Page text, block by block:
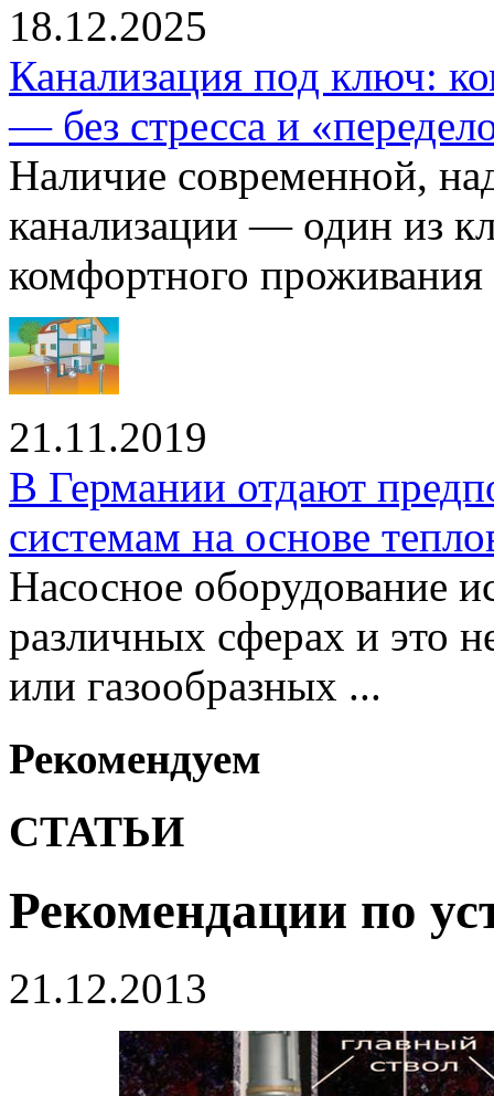
18.12.2025
Канализация под ключ:
— без стресса и
Наличие современной,
канализации — один из
комфортного проживания
21.11.2019
В Германии отдают
системам на основе
Насосное оборудование
различных сферах и это
или газообразных ...
Рекомендуем
СТАТЬИ
Рекомендации по
21.12.2013